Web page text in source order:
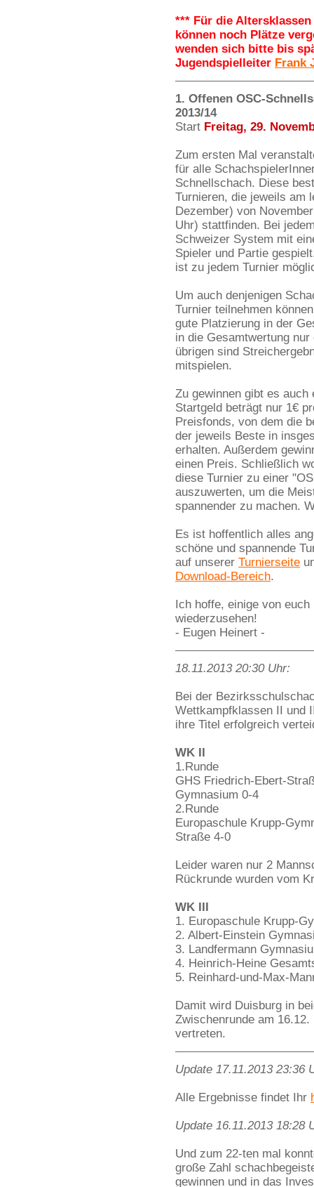
*** Für die Altersklassen
können noch Plätze
wenden sich bitte bis
Jugendspielleiter Frank
1. Offenen OSC-
2013/14
Start Freitag, 29.
Zum ersten Mal
für alle
Schnellschach. Diese
Turnieren, die jeweils am
Dezember) von
Uhr) stattfinden. Bei
Schweizer System mit
Spieler und Partie
ist zu jedem Turnier
Um auch denjenigen
Turnier teilnehmen
gute Platzierung in der
in die Gesamtwertung
übrigen sind
mitspielen.
Zu gewinnen gibt es
Startgeld beträgt nur 1€
Preisfonds, von dem die
der jeweils Beste in
erhalten. Außerdem
einen Preis. Schließlich
diese Turnier zu einer
auszuwerten, um die
spannender zu machen.
Es ist hoffentlich alles
schöne und spannende
auf unserer Turnierseite
Download-Bereich.
Ich hoffe, einige von
wiederzusehen!
- Eugen Heinert -
18.11.2013 20:30 Uhr:
Bei der
Wettkampfklassen II und
ihre Titel erfolgreich
WK II
1.Runde
GHS Friedrich-Ebert-
Gymnasium 0-4
2.Runde
Europaschule Krupp-
Straße 4-0
Leider waren nur 2
Rückrunde wurden vom
WK III
1. Europaschule Krupp-
2. Albert-Einstein
3. Landfermann
4. Heinrich-Heine
5. Reinhard-und-Max-
Damit wird Duisburg in
Zwischenrunde am
vertreten.
Update 17.11.2013 23:36
Alle Ergebnisse findet Ihr
Update 16.11.2013 18:28
Und zum 22-ten mal
große Zahl
gewinnen und in das